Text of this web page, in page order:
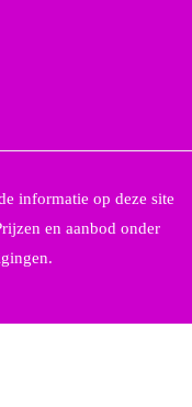
informatie op deze site
en aanbod onder